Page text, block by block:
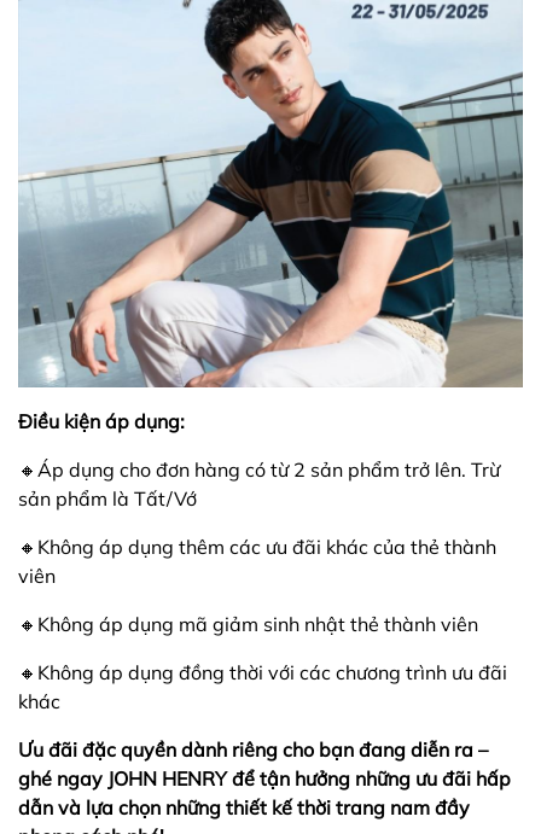
Điều kiện áp dụng:​
🔸Áp dụng cho đơn hàng có từ 2 sản phẩm trở lên. Trừ
sản phẩm là Tất/Vớ
🔸Không áp dụng thêm các ưu đãi khác của thẻ thành
viên ​
🔸Không áp dụng mã giảm sinh nhật thẻ thành viên​
🔸Không áp dụng đồng thời với các chương trình ưu đãi
khác​
Ưu đãi đặc quyền dành riêng cho bạn đang diễn ra –
ghé ngay JOHN HENRY để tận hưởng những ưu đãi hấp
dẫn và lựa chọn những thiết kế thời trang nam đầy